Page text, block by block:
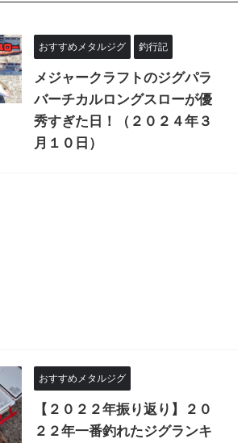
おすすめメタルジグ 釣行記
メジャークラフトのジグパラ
バーチカルロングスローが優
秀すぎた日！（２０２４年３
月１０日）
おすすめメタルジグ
【２０２２年振り返り】２０
２２年一番釣れたジグランキ